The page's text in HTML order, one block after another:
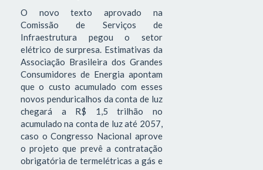
O novo texto aprovado na
Comissão de Serviços de
Infraestrutura pegou o setor
elétrico de surpresa. Estimativas da
Associação Brasileira dos Grandes
Consumidores de Energia apontam
que o custo acumulado com esses
novos penduricalhos da conta de luz
chegará a R$ 1,5 trilhão no
acumulado na conta de luz até 2057,
caso o Congresso Nacional aprove
o projeto que prevê a contratação
obrigatória de termelétricas a gás e